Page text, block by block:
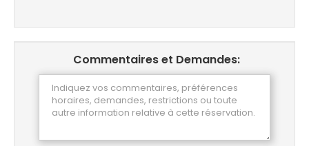
Commentaires et Demandes: